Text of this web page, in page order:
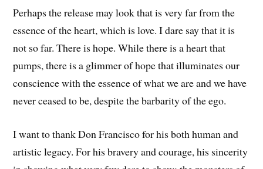
Perhaps the release may look that is very far from the
essence of the heart, which is love. I dare say that it is
not so far. There is hope. While there is a heart that
pumps, there is a glimmer of hope that illuminates our
conscience with the essence of what we are and we have
never ceased to be, despite the barbarity of the ego.
I want to thank Don Francisco for his both human and
artistic legacy. For his bravery and courage, his sincerity